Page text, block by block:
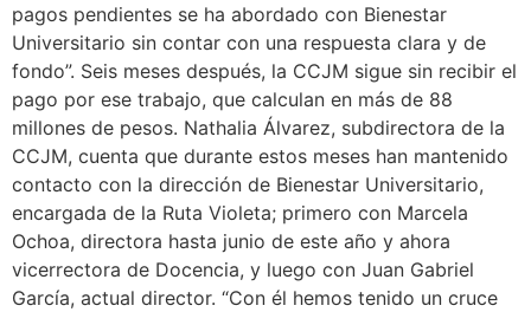
pagos pendientes se ha abordado con Bienestar
Universitario sin contar con una respuesta clara y de
fondo”. Seis meses después, la CCJM sigue sin recibir el
pago por ese trabajo, que calculan en más de 88
millones de pesos. Nathalia Álvarez, subdirectora de la
CCJM, cuenta que durante estos meses han mantenido
contacto con la dirección de Bienestar Universitario,
encargada de la Ruta Violeta; primero con Marcela
Ochoa, directora hasta junio de este año y ahora
vicerrectora de Docencia, y luego con Juan Gabriel
García, actual director. “Con él hemos tenido un cruce